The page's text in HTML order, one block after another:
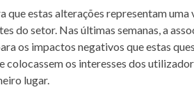
que estas alterações representam
do setor. Nas últimas semanas, a
os impactos negativos que estas
colocassem os interesses dos
lugar.